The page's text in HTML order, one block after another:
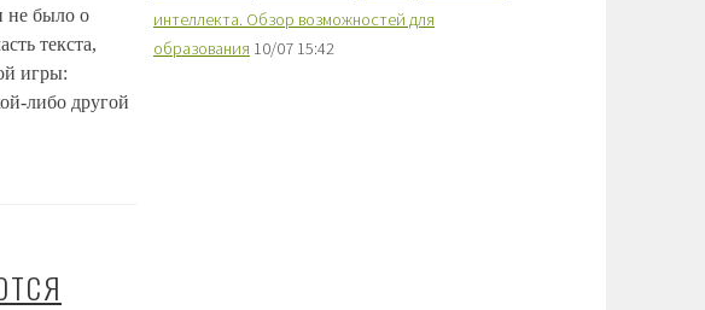
не было о
текста,
игры:
либо другой
интеллекта. Обзор возможностей для
образования 10/07 15:42